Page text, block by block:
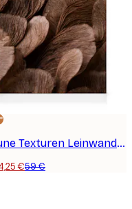
Braune Texturen Leinwandbild
€59 €